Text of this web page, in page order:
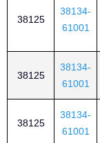
38125
38134-
61001
38125
38134-
61001
38125
38134-
61001